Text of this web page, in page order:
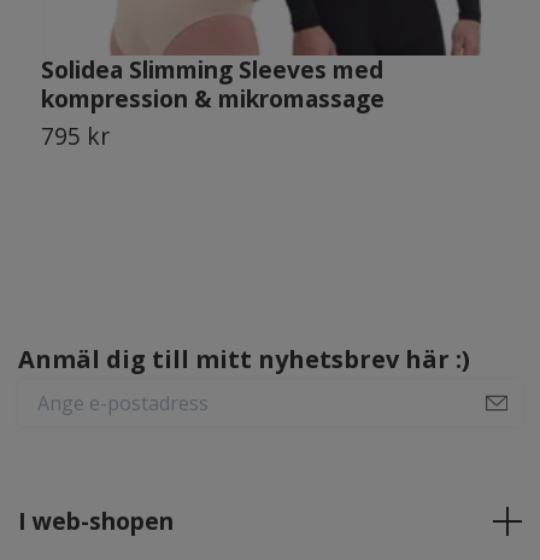
Solidea Slimming Sleeves med
kompression & mikromassage
795 kr
Anmäl dig till mitt nyhetsbrev här :)
I web-shopen